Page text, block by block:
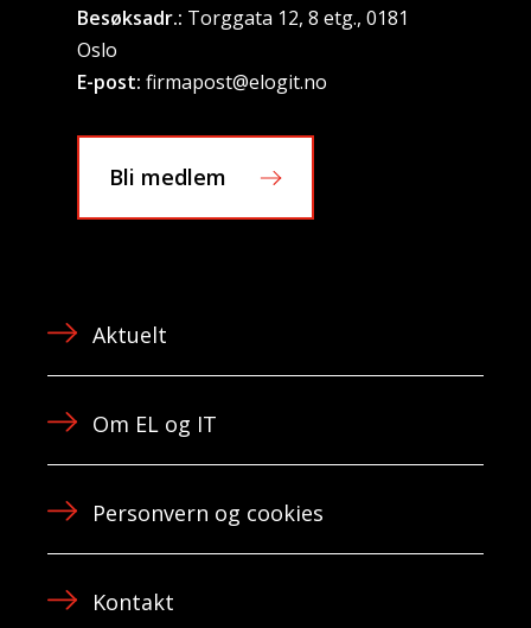
Besøksadr.: Torggata 12, 8 etg., 0181
Oslo
E-post: firmapost@elogit.no
Bli medlem
Aktuelt
Om EL og IT
Personvern og cookies
Kontakt